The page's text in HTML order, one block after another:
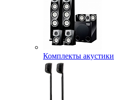
Комплекты акустики